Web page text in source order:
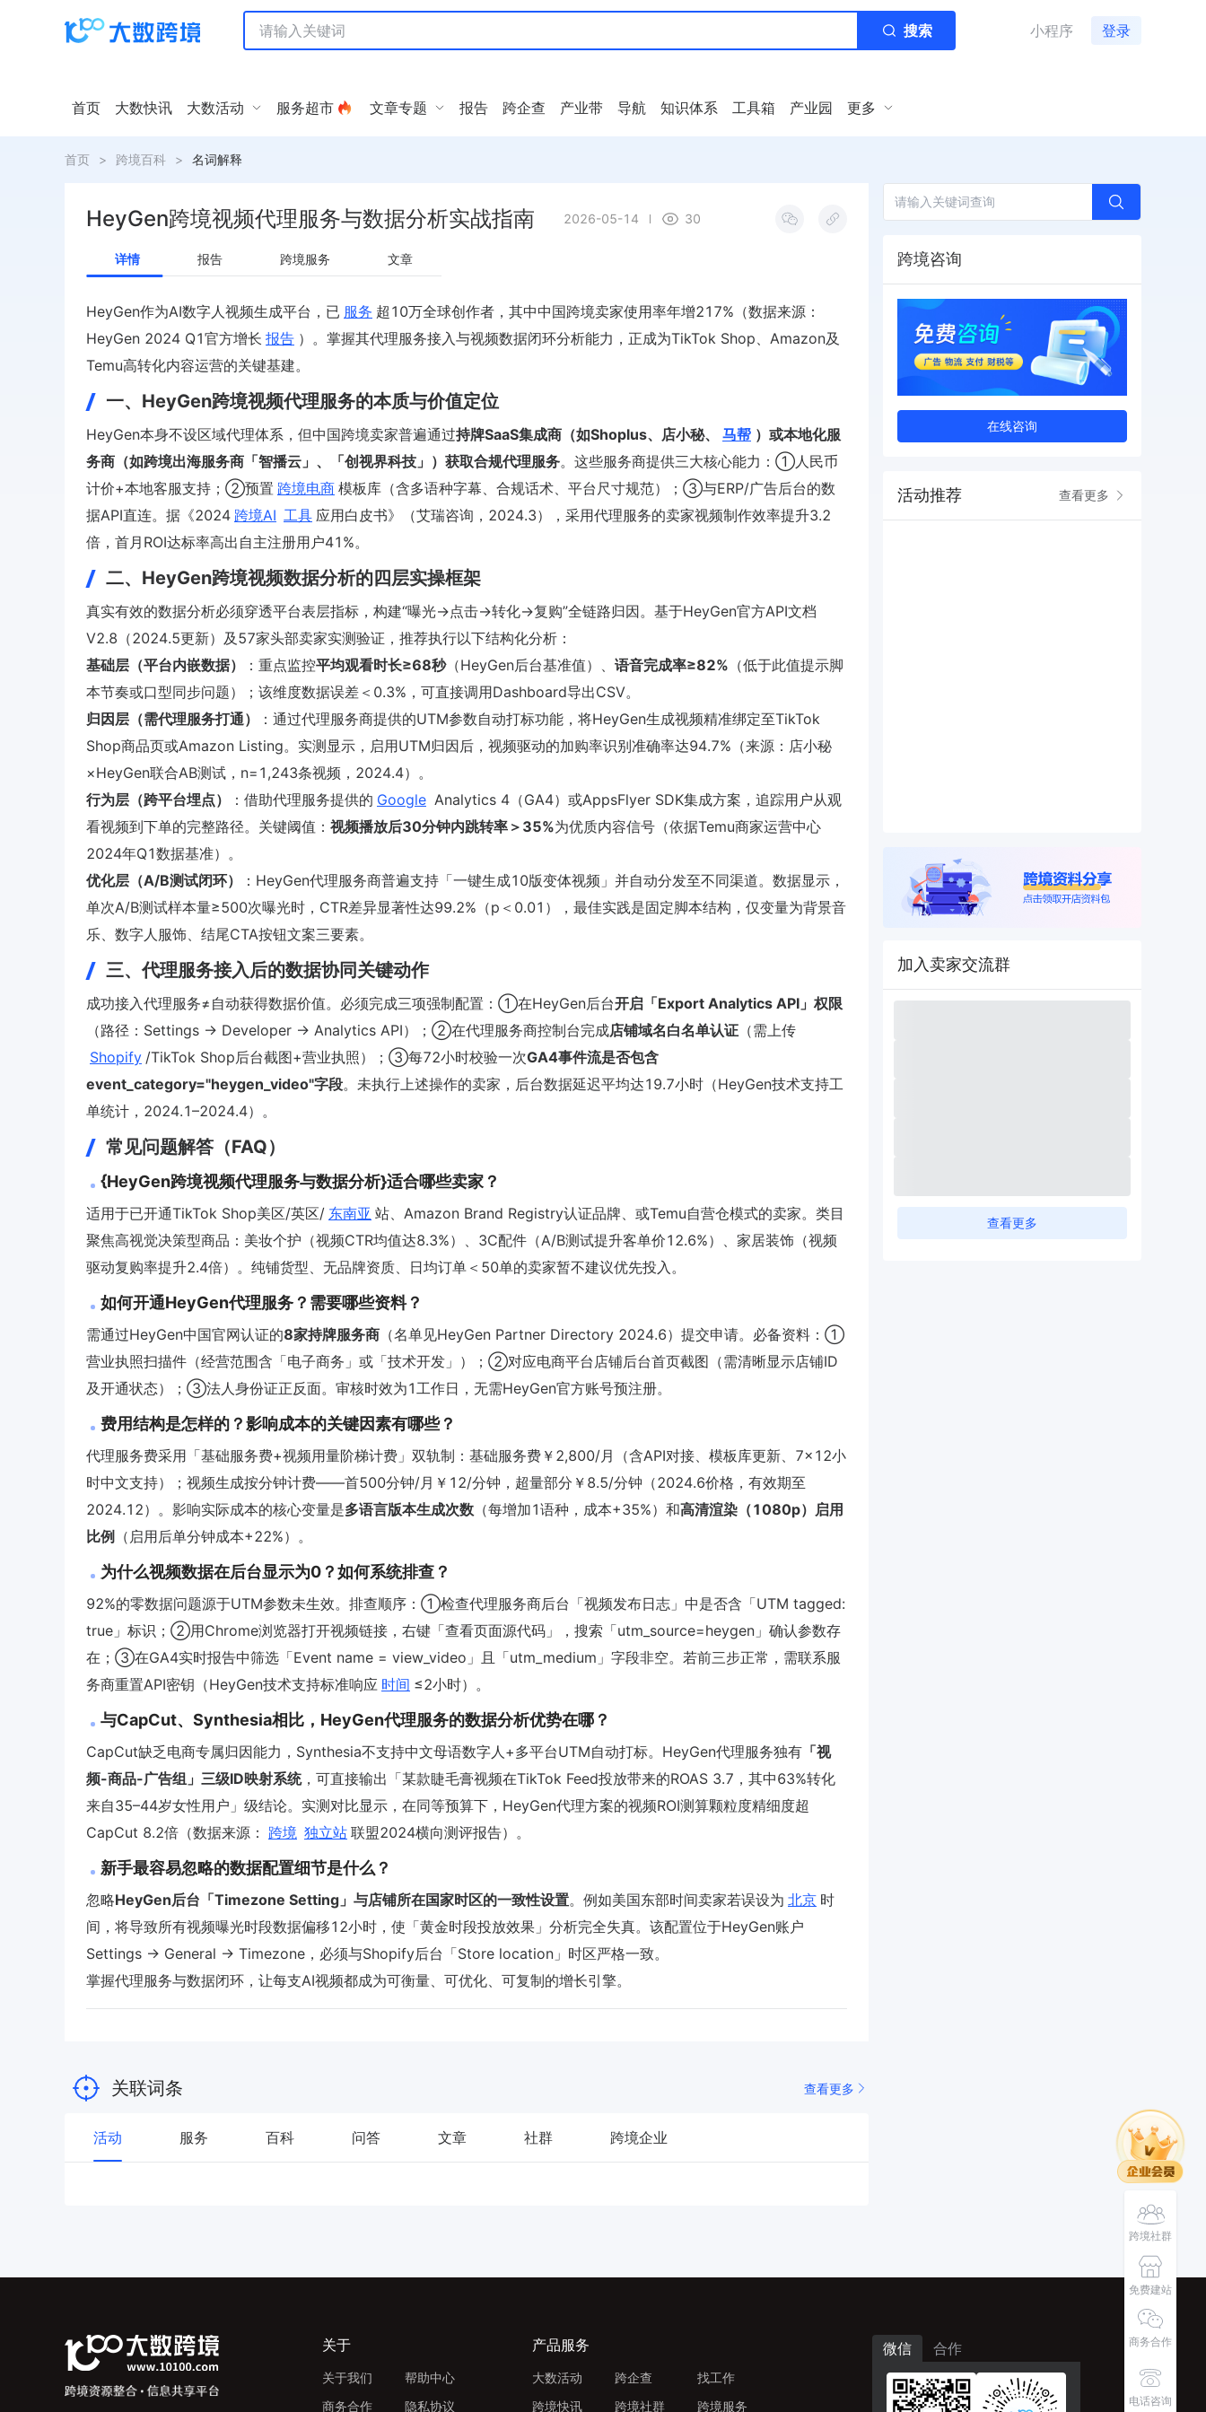
搜索 小程序 登录
首页 大数快讯 大数活动 服务超市 文章专题 报告 跨企查 产业带 导航 知识体系 工具箱 产业园 更多
首页 > 跨境百科 > 名词解释
HeyGen跨境视频代理服务与数据分析实战指南 2026-05-14 30
详情 报告 跨境服务 文章
HeyGen作为AI数字人视频生成平台，已 服务 超10万全球创作者，其中中国跨境卖家使用率年增217%（数据来源：
HeyGen 2024 Q1官方增长 报告 ）。掌握其代理服务接入与视频数据闭环分析能力，正成为TikTok Shop、Amazon及
Temu高转化内容运营的关键基建。
一、HeyGen跨境视频代理服务的本质与价值定位
HeyGen本身不设区域代理体系，但中国跨境卖家普遍通过持牌SaaS集成商（如Shoplus、店小秘、 马帮 ）或本地化服
务商（如跨境出海服务商「智播云」、「创视界科技」）获取合规代理服务。这些服务商提供三大核心能力：①人民币
计价+本地客服支持；②预置 跨境电商 模板库（含多语种字幕、合规话术、平台尺寸规范）；③与ERP/广告后台的数
据API直连。据《2024 跨境AI 工具 应用白皮书》（艾瑞咨询，2024.3），采用代理服务的卖家视频制作效率提升3.2
倍，首月ROI达标率高出自主注册用户41%。
二、HeyGen跨境视频数据分析的四层实操框架
真实有效的数据分析必须穿透平台表层指标，构建“曝光→点击→转化→复购”全链路归因。基于HeyGen官方API文档
V2.8（2024.5更新）及57家头部卖家实测验证，推荐执行以下结构化分析：
基础层（平台内嵌数据）
：重点监控平均观看时长≥68秒（HeyGen后台基准值）、 语音完成率≥82% （低于此值提示脚
本节奏或口型同步问题）；该维度数据误差＜0.3%，可直接调用Dashboard导出CSV。
归因层（需代理服务打通）
：通过代理服务商提供的UTM参数自动打标功能，将HeyGen生成视频精准绑定至TikTok
Shop商品页或Amazon Listing。实测显示，启用UTM归因后，视频驱动的加购率识别准确率达94.7%（来源：店小秘
×HeyGen联合AB测试，n=1,243条视频，2024.4）。
行为层（跨平台埋点）
：借助代理服务提供的 Google Analytics 4（GA4）或AppsFlyer SDK集成方案，追踪用户从观
看视频到下单的完整路径。关键阈值： 视频播放后30分钟内跳转率＞35%为优质内容信号（依据Temu商家运营中心
2024年Q1数据基准）。
优化层（A/B测试闭环）
：HeyGen代理服务商普遍支持「一键生成10版变体视频」并自动分发至不同渠道。数据显示，
单次A/B测试样本量≥500次曝光时，CTR差异显著性达99.2%（p＜0.01），最佳实践是固定脚本结构，仅变量为背景音
乐、数字人服饰、结尾CTA按钮文案三要素。
三、代理服务接入后的数据协同关键动作
成功接入代理服务≠自动获得数据价值。必须完成三项强制配置：①在HeyGen后台开启「Export Analytics API」权限
（路径：Settings → Developer → Analytics API）；②在代理服务商控制台完成店铺域名白名单认证 （需上传
Shopify /TikTok Shop后台截图+营业执照）；③每72小时校验一次GA4事件流是否包含
event_category="heygen_video"字段。未执行上述操作的卖家，后台数据延迟平均达19.7小时（HeyGen技术支持工
单统计，2024.1–2024.4）。
常见问题解答（FAQ）
{HeyGen跨境视频代理服务与数据分析}适合哪些卖家？
适用于已开通TikTok Shop美区/英区/ 东南亚 站、Amazon Brand Registry认证品牌、或Temu自营仓模式的卖家。类目
聚焦高视觉决策型商品：美妆个护（视频CTR均值达8.3%）、3C配件（A/B测试提升客单价12.6%）、家居装饰（视频
驱动复购率提升2.4倍）。纯铺货型、无品牌资质、日均订单＜50单的卖家暂不建议优先投入。
如何开通HeyGen代理服务？需要哪些资料？
需通过HeyGen中国官网认证的8家持牌服务商 （名单见HeyGen Partner Directory 2024.6）提交申请。必备资料：①
营业执照扫描件（经营范围含「电子商务」或「技术开发」）；②对应电商平台店铺后台首页截图（需清晰显示店铺ID
及开通状态）；③法人身份证正反面。审核时效为1工作日，无需HeyGen官方账号预注册。
费用结构是怎样的？影响成本的关键因素有哪些？
代理服务费采用「基础服务费+视频用量阶梯计费」双轨制：基础服务费￥2,800/月（含API对接、模板库更新、7×12小
时中文支持）；视频生成按分钟计费——首500分钟/月￥12/分钟，超量部分￥8.5/分钟（2024.6价格，有效期至
2024.12）。影响实际成本的核心变量是多语言版本生成次数 （每增加1语种，成本+35%）和高清渲染（1080p）启用
比例
（启用后单分钟成本+22%）。
为什么视频数据在后台显示为0？如何系统排查？
92%的零数据问题源于UTM参数未生效。排查顺序：①检查代理服务商后台「视频发布日志」中是否含「UTM tagged:
true」标识；②用Chrome浏览器打开视频链接，右键「查看页面源代码」，搜索「utm_source=heygen」确认参数存
在；③在GA4实时报告中筛选「Event name = view_video」且「utm_medium」字段非空。若前三步正常，需联系服
务商重置API密钥（HeyGen技术支持标准响应 时间 ≤2小时）。
与CapCut、Synthesia相比，HeyGen代理服务的数据分析优势在哪？
CapCut缺乏电商专属归因能力，Synthesia不支持中文母语数字人+多平台UTM自动打标。HeyGen代理服务独有 「视
频-商品-广告组」三级ID映射系统，可直接输出「某款睫毛膏视频在TikTok Feed投放带来的ROAS 3.7，其中63%转化
来自35–44岁女性用户」级结论。实测对比显示，在同等预算下，HeyGen代理方案的视频ROI测算颗粒度精细度超
CapCut 8.2倍（数据来源： 跨境 独立站 联盟2024横向测评报告）。
新手最容易忽略的数据配置细节是什么？
忽略HeyGen后台「Timezone Setting」与店铺所在国家时区的一致性设置。例如美国东部时间卖家若误设为 北京 时
间，将导致所有视频曝光时段数据偏移12小时，使「黄金时段投放效果」分析完全失真。该配置位于HeyGen账户
Settings → General → Timezone，必须与Shopify后台「Store location」时区严格一致。
掌握代理服务与数据闭环，让每支AI视频都成为可衡量、可优化、可复制的增长引擎。
关联词条 查看更多
活动 服务 百科 问答 文章 社群 跨境企业
跨境咨询
在线咨询
活动推荐 查看更多
加入卖家交流群
查看更多
跨境社群
免费建站
商务合作
电话咨询
关于
关于我们
商务合作
帮助中心
隐私协议
产品服务
大数活动
跨境快讯
跨企查
跨境社群
找工作
跨境服务
微信 合作